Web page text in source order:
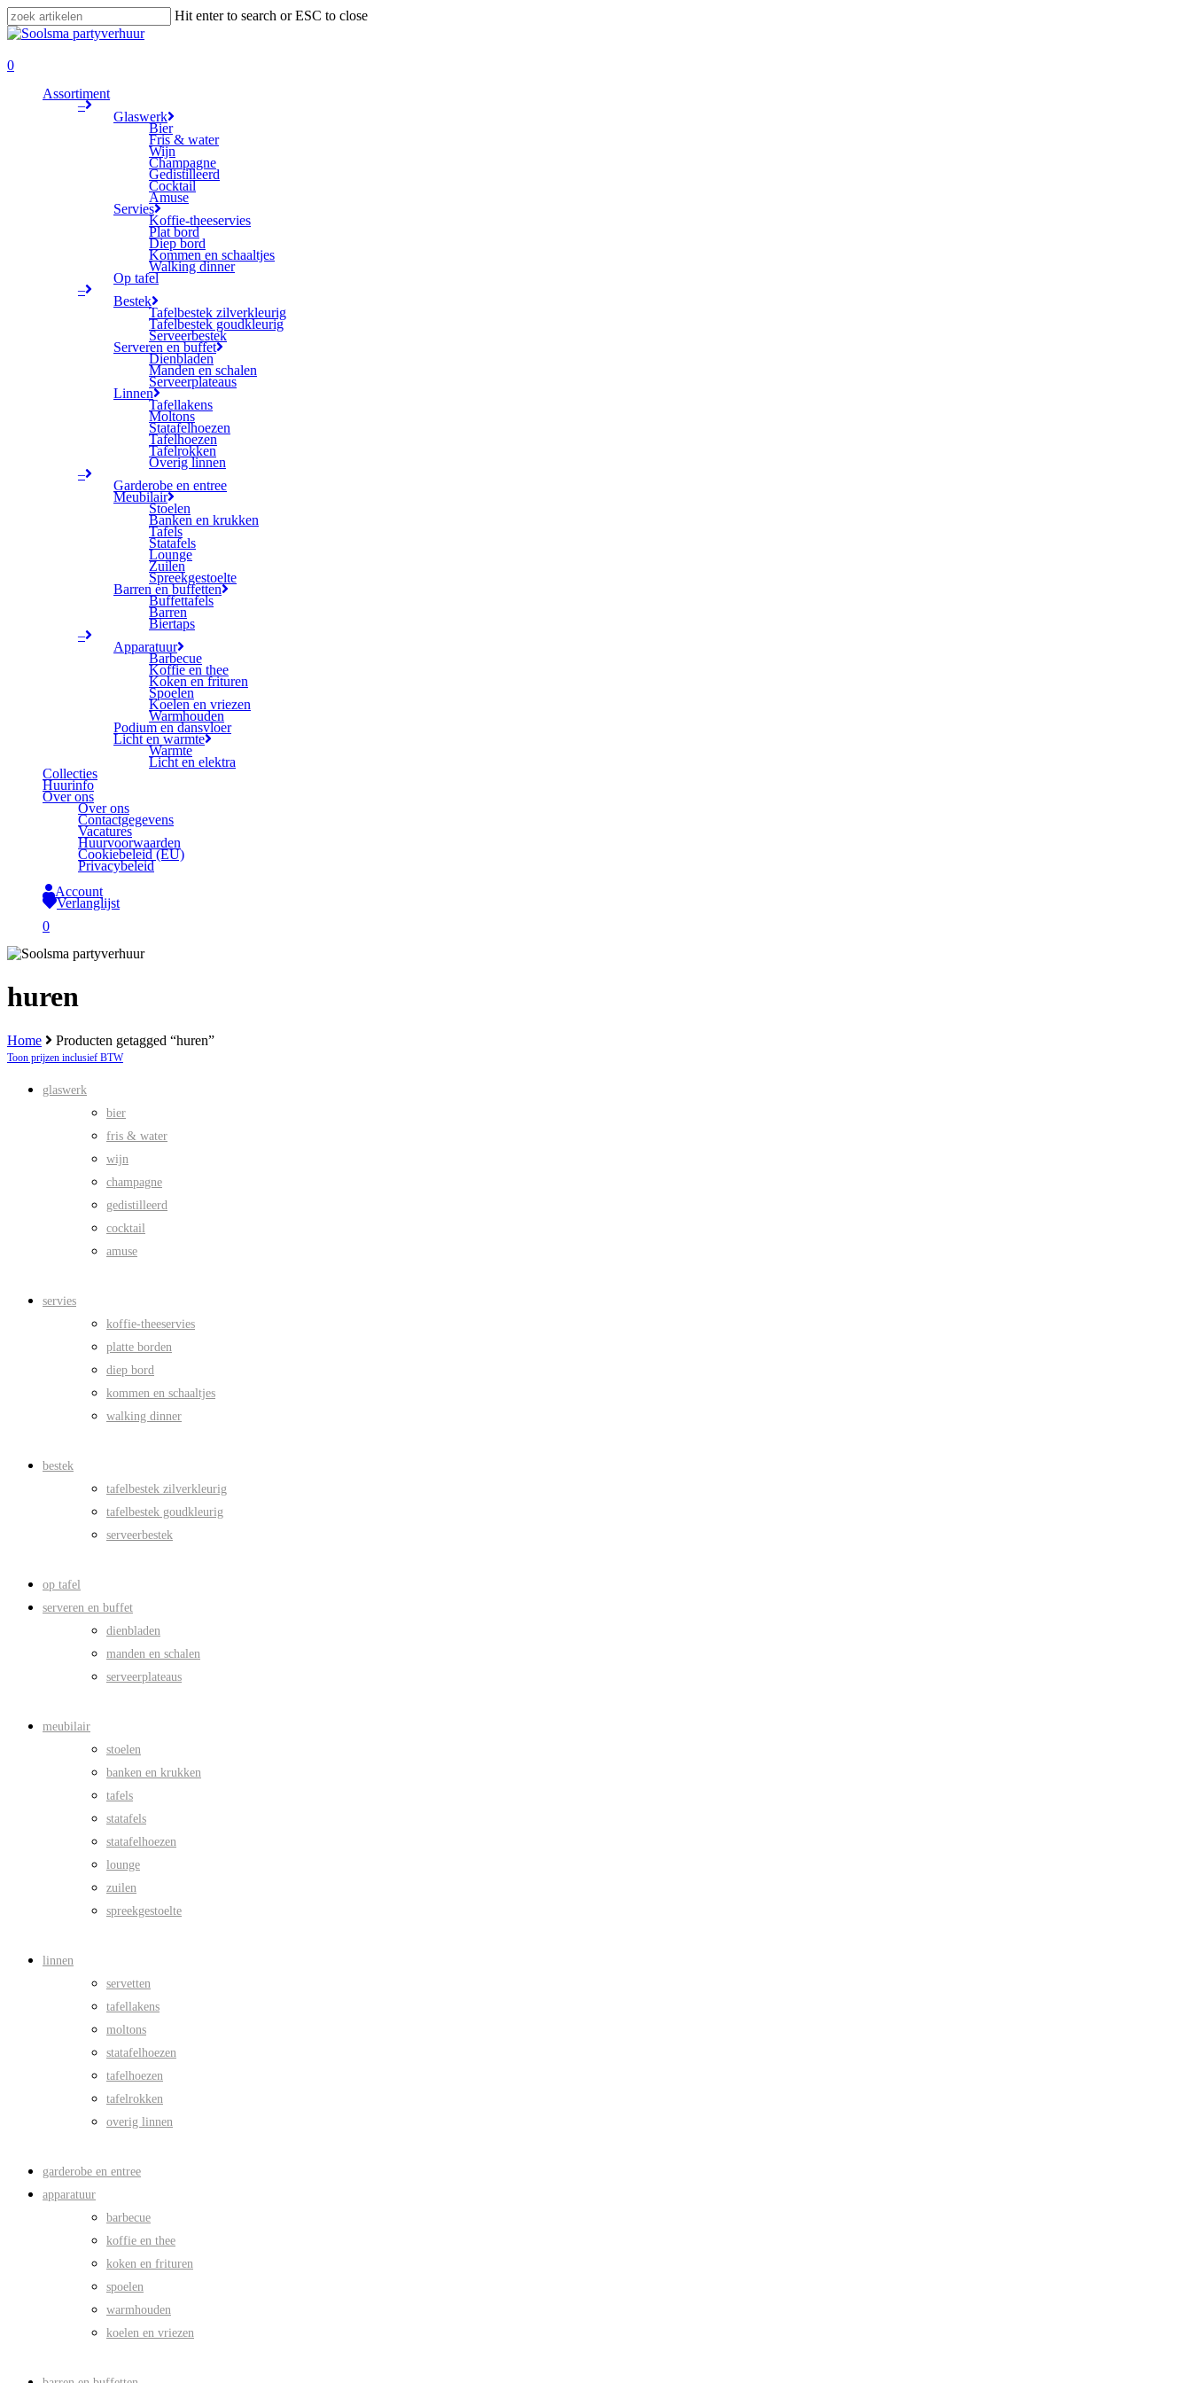
Skip
to
content
Hit enter to search or ESC to close
Close
0
Assortiment
–
Glaswerk
Bier
Fris & water
Wijn
Champagne
Gedistilleerd
Cocktail
Amuse
Servies
Koffie-theeservies
Plat bord
Diep bord
Kommen en schaaltjes
Walking dinner
Op tafel
–
Bestek
Tafelbestek zilverkleurig
Tafelbestek goudkleurig
Serveerbestek
Serveren en buffet
Dienbladen
Manden en schalen
Serveerplateaus
Linnen
Tafellakens
Moltons
Statafelhoezen
Tafelhoezen
Tafelrokken
Overig linnen
–
Garderobe en entree
Meubilair
Stoelen
Banken en krukken
Tafels
Statafels
Lounge
Zuilen
Spreekgestoelte
Barren en buffetten
Buffettafels
Barren
Biertaps
–
Apparatuur
Barbecue
Koffie en thee
Koken en frituren
Spoelen
Koelen en vriezen
Warmhouden
Podium en dansvloer
Licht en warmte
Warmte
Licht en elektra
Collecties
Huurinfo
Over ons
Over ons
Contactgegevens
Vacatures
Huurvoorwaarden
Cookiebeleid (EU)
Privacybeleid
Account
Verlanglijst
search
0
Cart
huren
Home Producten getagged “huren”
Toon prijzen inclusief BTW
glaswerk
bier
fris & water
wijn
champagne
gedistilleerd
cocktail
amuse
servies
koffie-theeservies
platte borden
diep bord
kommen en schaaltjes
walking dinner
bestek
tafelbestek zilverkleurig
tafelbestek goudkleurig
serveerbestek
op tafel
serveren en buffet
dienbladen
manden en schalen
serveerplateaus
meubilair
stoelen
banken en krukken
tafels
statafels
statafelhoezen
lounge
zuilen
spreekgestoelte
linnen
servetten
tafellakens
moltons
statafelhoezen
tafelhoezen
tafelrokken
overig linnen
garderobe en entree
apparatuur
barbecue
koffie en thee
koken en frituren
spoelen
warmhouden
koelen en vriezen